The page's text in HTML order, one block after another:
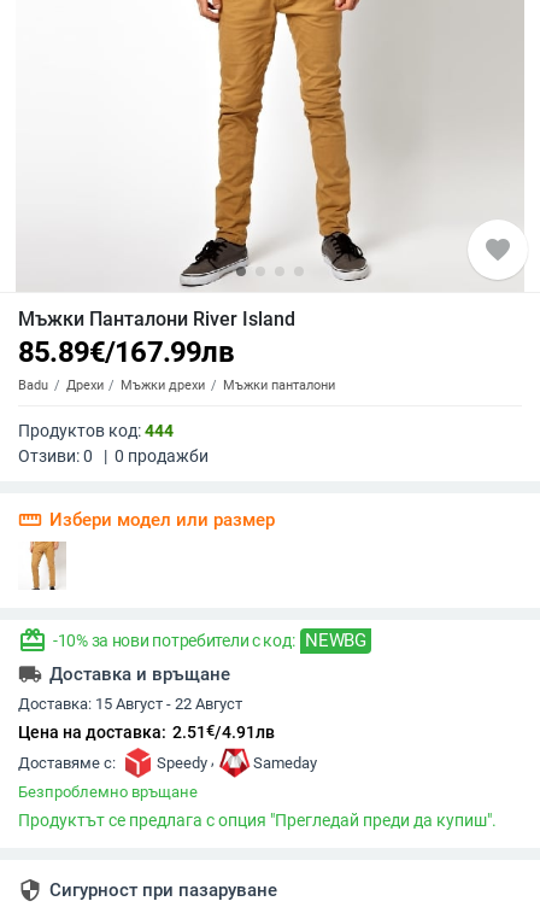
favorite
Мъжки Панталони River Island
85.89€/167.99лв
Badu Дрехи Мъжки дрехи Мъжки панталони
Продуктов код:444
Отзиви:0 | 0 продажби
straighten Избери модел или размер
redeem -10% за нови потребители с код: NEWBG
local_shipping Доставка и връщане
Доставка: 15 Август - 22 Август
Цена на доставка: 2.51€/4.91лв
Доставяме с: Speedy ,
Sameday
Безпроблемно връщане
Продуктът се предлага с опция "Прегледай преди да купиш".
security Сигурност при пазаруване